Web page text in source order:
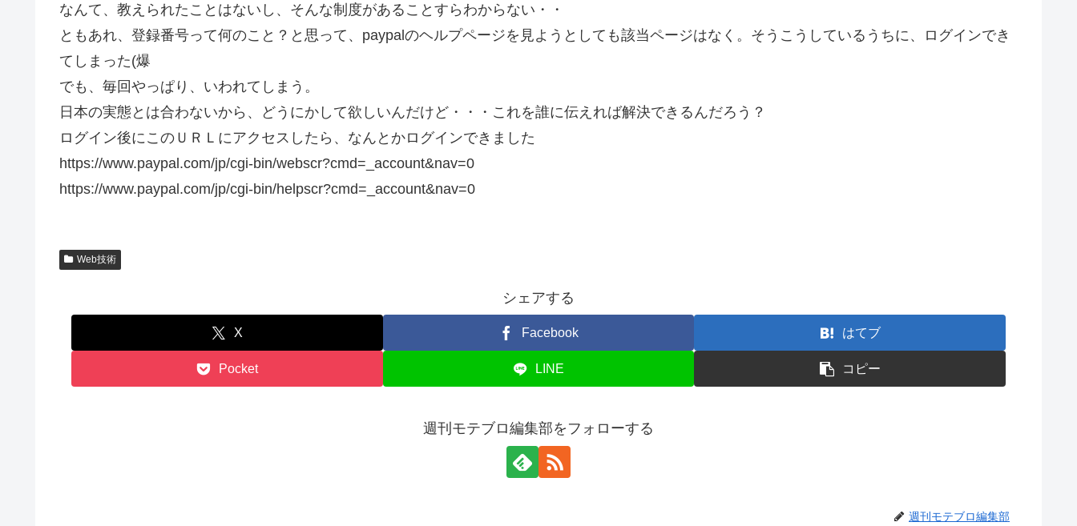
なんて、教えられたことはないし、そんな制度があることすらわからない・・
ともあれ、登録番号って何のこと？と思って、paypalのヘルプページを見ようとしても該当ページはなく。そうこうしているうちに、ログインでき
てしまった(爆
でも、毎回やっぱり、いわれてしまう。
日本の実態とは合わないから、どうにかして欲しいんだけど・・・これを誰に伝えれば解決できるんだろう？
ログイン後にこのＵＲＬにアクセスしたら、なんとかログインできました
https://www.paypal.com/jp/cgi-bin/webscr?cmd=_account&nav=0
https://www.paypal.com/jp/cgi-bin/helpscr?cmd=_account&nav=0
Web技術
シェアする
X Facebook はてブ
Pocket LINE コピー
週刊モテブロ編集部をフォローする
週刊モテブロ編集部